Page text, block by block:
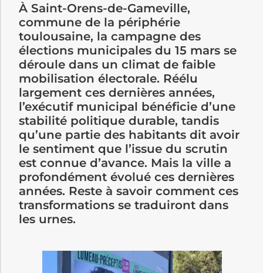
À Saint-Orens-de-Gameville,
commune de la périphérie
toulousaine, la campagne des
élections municipales du 15 mars se
déroule dans un climat de faible
mobilisation électorale. Réélu
largement ces dernières années,
l’exécutif municipal bénéficie d’une
stabilité politique durable, tandis
qu’une partie des habitants dit avoir
le sentiment que l’issue du scrutin
est connue d’avance. Mais la ville a
profondément évolué ces dernières
années. Reste à savoir comment ces
transformations se traduiront dans
les urnes.